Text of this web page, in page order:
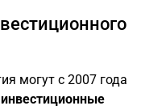
могут с 2007 года
инвестиционные